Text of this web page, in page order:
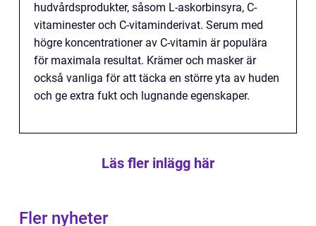
hudvårdsprodukter, såsom L-askorbinsyra, C-
vitaminester och C-vitaminderivat. Serum med
högre koncentrationer av C-vitamin är populära
för maximala resultat. Krämer och masker är
också vanliga för att täcka en större yta av huden
och ge extra fukt och lugnande egenskaper.
Läs fler inlägg här
Fler nyheter